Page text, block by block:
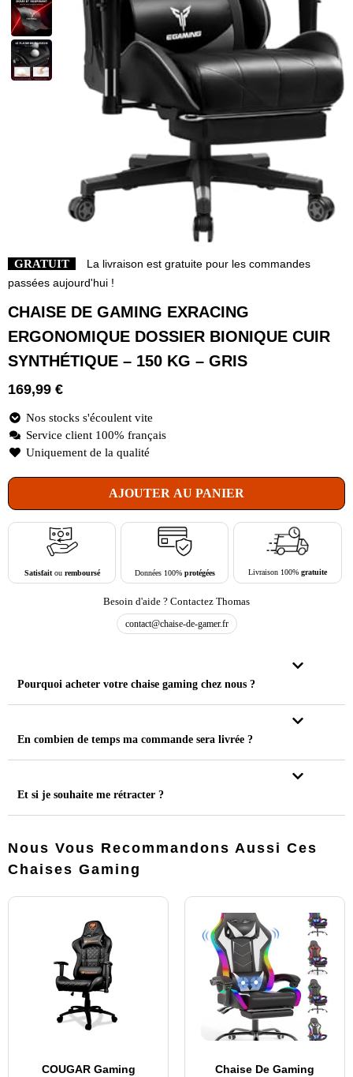
GRATUIT
La livraison est gratuite pour les commandes
passées aujourd'hui !
CHAISE DE GAMING EXRACING
ERGONOMIQUE DOSSIER BIONIQUE CUIR
SYNTHÉTIQUE – 150 KG – GRIS
169,99 €
Nos stocks s'écoulent vite
Service client 100% français
Uniquement de la qualité
AJOUTER AU PANIER
Satisfaitou remboursé Données 100% protégées Livraison 100%gratuite
Besoin d'aide ? Contactez Thomas
contact@chaise-de-gamer.fr
Pourquoi acheter votre chaise gaming chez nous ?
En combien de temps ma commande sera livrée ?
Et si je souhaite me rétracter ?
Nous Vous Recommandons Aussi Ces
Chaises Gaming
COUGAR Gaming
Chaise De Gaming